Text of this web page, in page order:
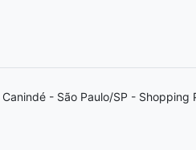
- São Paulo/SP -